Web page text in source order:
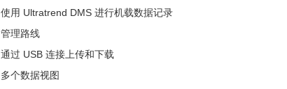
使用 Ultratrend DMS 进行机载数据记录
管理路线
通过 USB 连接上传和下载
多个数据视图